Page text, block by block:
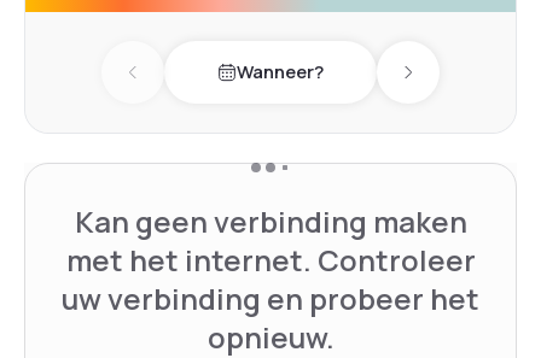
Previous dayWanneer? Next day
Kan geen verbinding maken
met het internet. Controleer
uw verbinding en probeer het
opnieuw.